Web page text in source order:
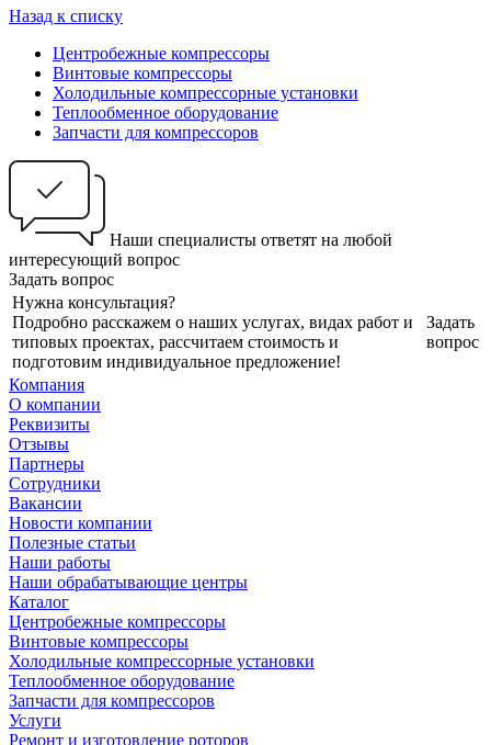
Назад к списку
Центробежные компрессоры
Винтовые компрессоры
Холодильные компрессорные установки
Теплообменное оборудование
Запчасти для компрессоров
Наши специалисты ответят на любой
интересующий вопрос
Задать вопрос
Нужна консультация?
Подробно расскажем о наших услугах, видах работ и
типовых проектах, рассчитаем стоимость и
подготовим индивидуальное предложение!
Задать
вопрос
Компания
О компании
Реквизиты
Отзывы
Партнеры
Сотрудники
Вакансии
Новости компании
Полезные статьи
Наши работы
Наши обрабатывающие центры
Каталог
Центробежные компрессоры
Винтовые компрессоры
Холодильные компрессорные установки
Теплообменное оборудование
Запчасти для компрессоров
Услуги
Ремонт и изготовление роторов